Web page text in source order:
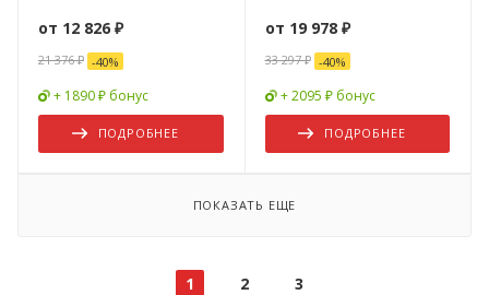
от 12 826 ₽
21 376 ₽ -40%
+ 1890 ₽ бонус
ПОДРОБНЕЕ
от 19 978 ₽
33 297 ₽ -40%
+ 2095 ₽ бонус
ПОДРОБНЕЕ
ПОКАЗАТЬ ЕЩЕ
1 2 3